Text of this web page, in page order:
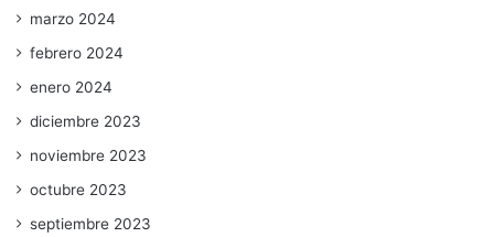
marzo 2024
febrero 2024
enero 2024
diciembre 2023
noviembre 2023
octubre 2023
septiembre 2023